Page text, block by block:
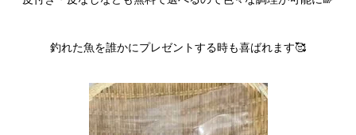
釣れた魚を誰かにプレゼントする時も喜ばれます🥰